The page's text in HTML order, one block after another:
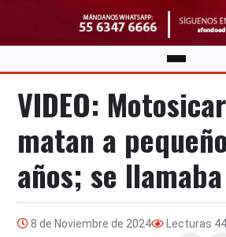
VIDEO:
matan a
años; se
8 de Noviembre de 2024 Lecturas